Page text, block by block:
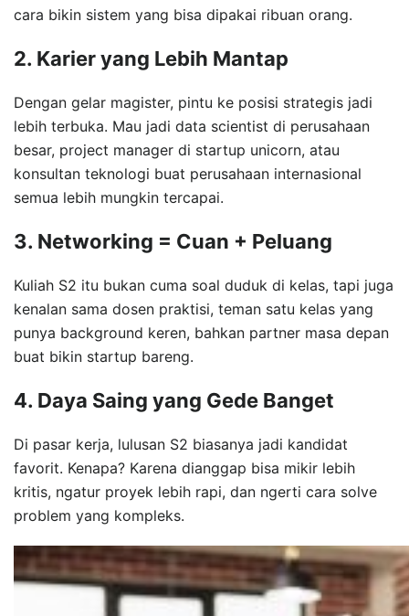
cara bikin sistem yang bisa dipakai ribuan orang.
2. Karier yang Lebih Mantap
Dengan gelar magister, pintu ke posisi strategis jadi
lebih terbuka. Mau jadi data scientist di perusahaan
besar, project manager di startup unicorn, atau
konsultan teknologi buat perusahaan internasional
semua lebih mungkin tercapai.
3. Networking = Cuan + Peluang
Kuliah S2 itu bukan cuma soal duduk di kelas, tapi juga
kenalan sama dosen praktisi, teman satu kelas yang
punya background keren, bahkan partner masa depan
buat bikin startup bareng.
4. Daya Saing yang Gede Banget
Di pasar kerja, lulusan S2 biasanya jadi kandidat
favorit. Kenapa? Karena dianggap bisa mikir lebih
kritis, ngatur proyek lebih rapi, dan ngerti cara solve
problem yang kompleks.